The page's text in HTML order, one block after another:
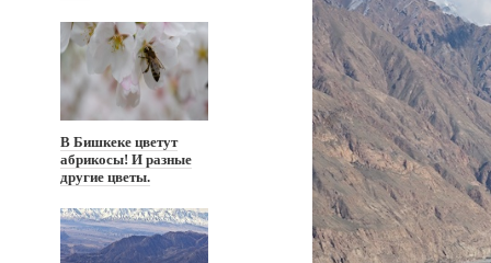
В Бишкеке цветут
абрикосы! И разные
другие цветы.